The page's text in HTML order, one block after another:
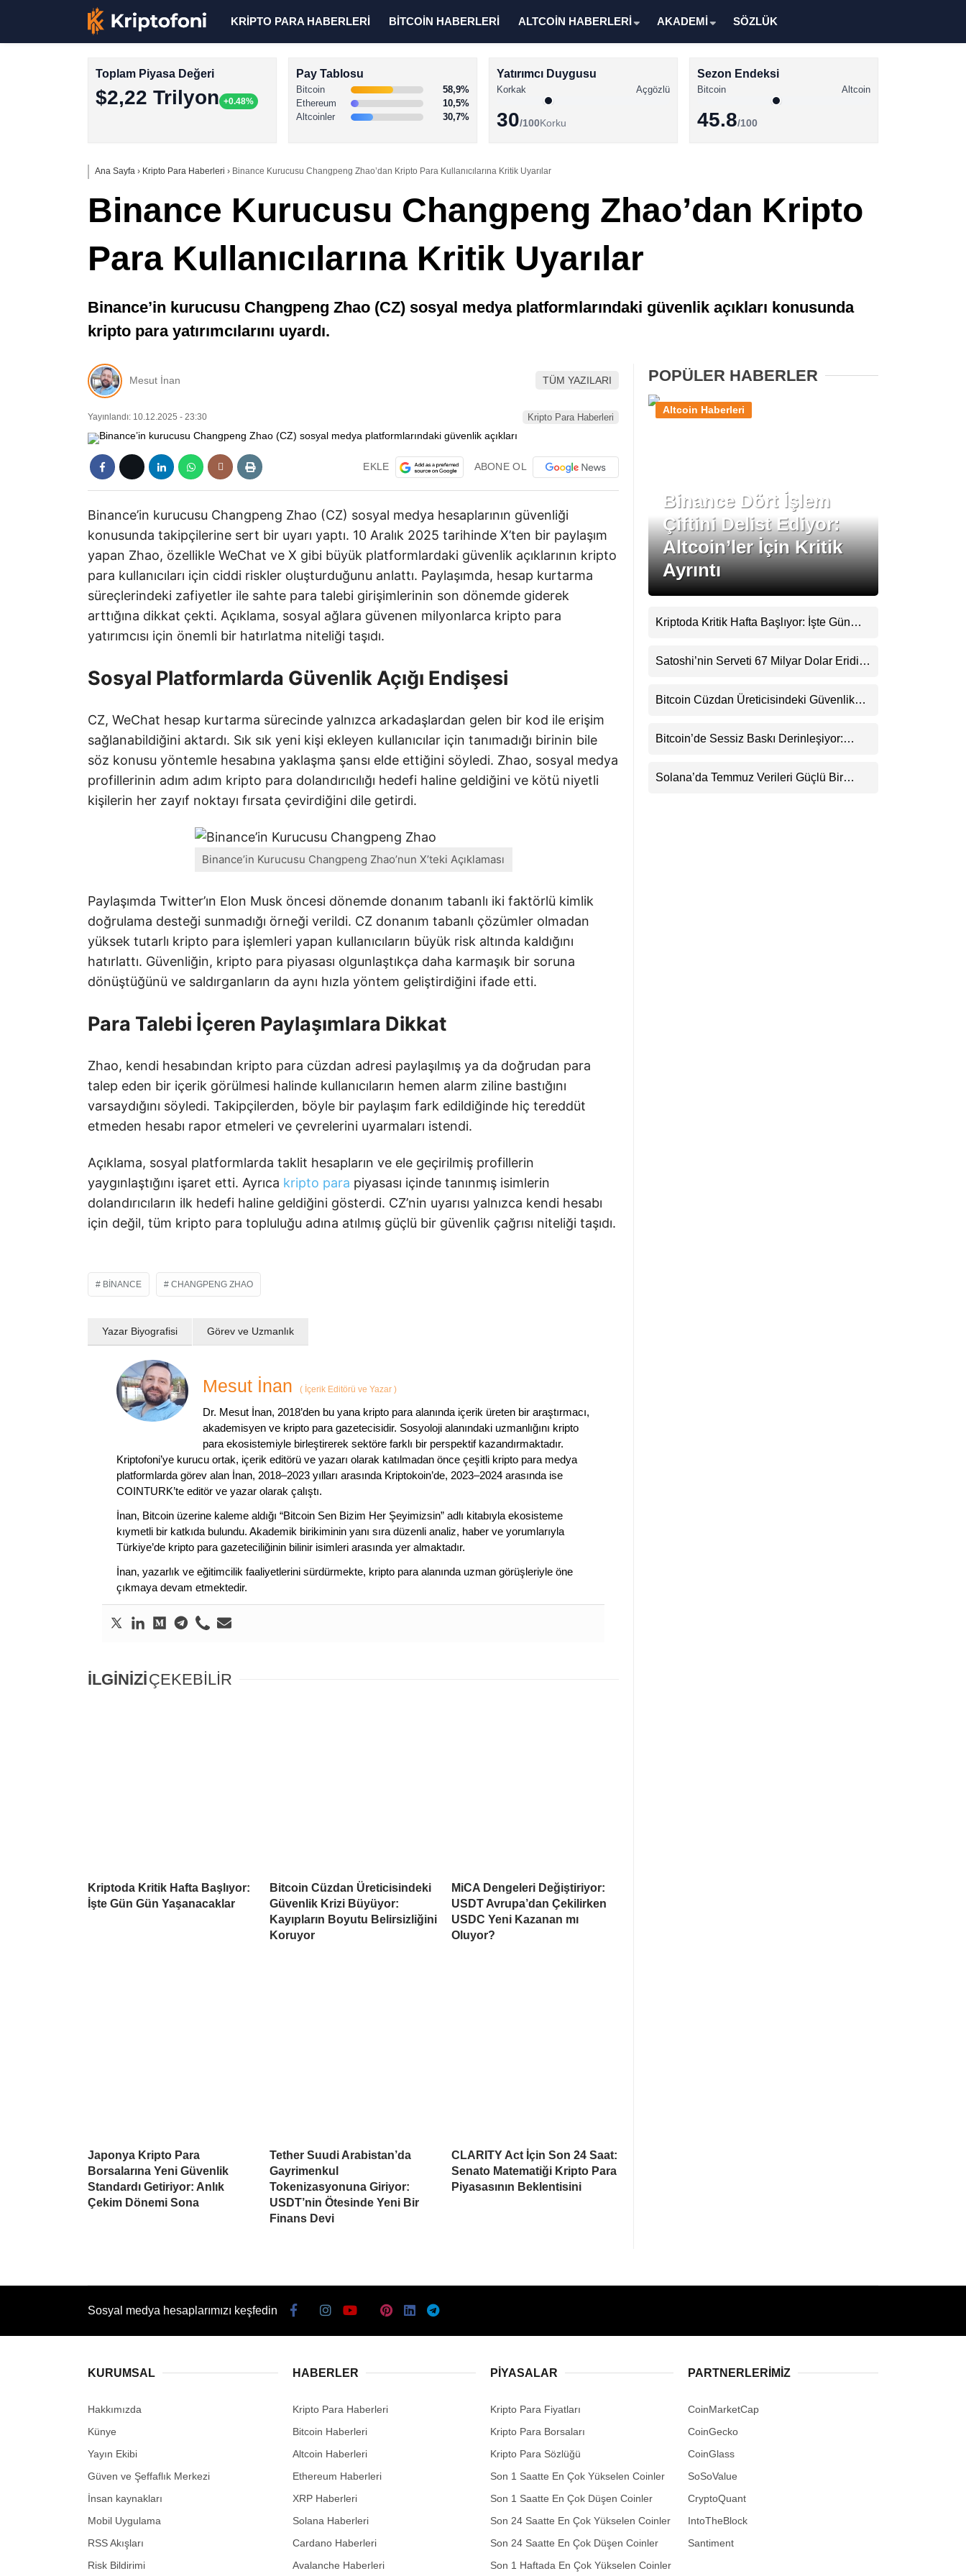
Altcoin Haberleri
LinkedIn
KRİPTO PARA HABERLERİ BİTCOİN HABERLERİ ALTCOİN HABERLERİ AKADEMİ SÖZLÜK
Toplam Piyasa Değeri
$2,22 Trilyon +0.48%
Pay Tablosu
Bitcoin
58,9%
Ethereum
10,5%
Altcoinler
30,7%
Yatırımcı Duygusu
Korkak Açgözlü
30/100Korku
Sezon Endeksi
Bitcoin Altcoin
45.8/100
Ana Sayfa › Kripto Para Haberleri › Binance Kurucusu Changpeng Zhao’dan Kripto Para Kullanıcılarına Kritik Uyarılar
Binance Kurucusu Changpeng Zhao’dan Kripto
Para Kullanıcılarına Kritik Uyarılar
Binance’in kurucusu Changpeng Zhao (CZ) sosyal medya platformlarındaki güvenlik açıkları konusunda
kripto para yatırımcılarını uyardı.
Mesut İnan TÜM YAZILARI
Yayınlandı: 10.12.2025 - 23:30 Kripto Para Haberleri
EKLE ABONE OL
Binance’in kurucusu Changpeng Zhao (CZ) sosyal medya hesaplarının güvenliği
konusunda takipçilerine sert bir uyarı yaptı. 10 Aralık 2025 tarihinde X’ten bir paylaşım
yapan Zhao, özellikle WeChat ve X gibi büyük platformlardaki güvenlik açıklarının kripto
para kullanıcıları için ciddi riskler oluşturduğunu anlattı. Paylaşımda, hesap kurtarma
süreçlerindeki zafiyetler ile sahte para talebi girişimlerinin son dönemde giderek
arttığına dikkat çekti. Açıklama, sosyal ağlara güvenen milyonlarca kripto para
yatırımcısı için önemli bir hatırlatma niteliği taşıdı.
Sosyal Platformlarda Güvenlik Açığı Endişesi
CZ, WeChat hesap kurtarma sürecinde yalnızca arkadaşlardan gelen bir kod ile erişim
sağlanabildiğini aktardı. Sık sık yeni kişi ekleyen kullanıcılar için tanımadığı birinin bile
söz konusu yöntemle hesabına yaklaşma şansı elde ettiğini söyledi. Zhao, sosyal medya
profillerinin adım adım kripto para dolandırıcılığı hedefi haline geldiğini ve kötü niyetli
kişilerin her zayıf noktayı fırsata çevirdiğini dile getirdi.
Binance’in Kurucusu Changpeng Zhao’nun X’teki Açıklaması
Paylaşımda Twitter’ın Elon Musk öncesi dönemde donanım tabanlı iki faktörlü kimlik
doğrulama desteği sunmadığı örneği verildi. CZ donanım tabanlı çözümler olmadan
yüksek tutarlı kripto para işlemleri yapan kullanıcıların büyük risk altında kaldığını
hatırlattı. Güvenliğin, kripto para piyasası olgunlaştıkça daha karmaşık bir soruna
dönüştüğünü ve saldırganların da aynı hızla yöntem geliştirdiğini ifade etti.
Para Talebi İçeren Paylaşımlara Dikkat
Zhao, kendi hesabından kripto para cüzdan adresi paylaşılmış ya da doğrudan para
talep eden bir içerik görülmesi halinde kullanıcıların hemen alarm ziline bastığını
varsaydığını söyledi. Takipçilerden, böyle bir paylaşım fark edildiğinde hiç tereddüt
etmeden hesabı rapor etmeleri ve çevrelerini uyarmaları istendi.
Açıklama, sosyal platformlarda taklit hesapların ve ele geçirilmiş profillerin
yaygınlaştığını işaret etti. Ayrıca kripto para piyasası içinde tanınmış isimlerin
dolandırıcıların ilk hedefi haline geldiğini gösterdi. CZ’nin uyarısı yalnızca kendi hesabı
için değil, tüm kripto para topluluğu adına atılmış güçlü bir güvenlik çağrısı niteliği taşıdı.
BINANCE CHANGPENG ZHAO
Yazar Biyografisi Görev ve Uzmanlık
Mesut İnan ( İçerik Editörü ve Yazar )
Dr. Mesut İnan, 2018’den bu yana kripto para alanında içerik üreten bir araştırmacı,
akademisyen ve kripto para gazetecisidir. Sosyoloji alanındaki uzmanlığını kripto
para ekosistemiyle birleştirerek sektöre farklı bir perspektif kazandırmaktadır.
Kriptofoni’ye kurucu ortak, içerik editörü ve yazarı olarak katılmadan önce çeşitli kripto para medya
platformlarda görev alan İnan, 2018–2023 yılları arasında Kriptokoin’de, 2023–2024 arasında ise
COINTURK’te editör ve yazar olarak çalıştı.
İnan, Bitcoin üzerine kaleme aldığı “Bitcoin Sen Bizim Her Şeyimizsin” adlı kitabıyla ekosisteme
kıymetli bir katkıda bulundu. Akademik birikiminin yanı sıra düzenli analiz, haber ve yorumlarıyla
Türkiye’de kripto para gazeteciliğinin bilinir isimleri arasında yer almaktadır.
İnan, yazarlık ve eğitimcilik faaliyetlerini sürdürmekte, kripto para alanında uzman görüşleriyle öne
çıkmaya devam etmektedir.
İLGİNİZİÇEKEBİLİR
Kriptoda Kritik Hafta Başlıyor:
İşte Gün Gün Yaşanacaklar
Bitcoin Cüzdan Üreticisindeki
Güvenlik Krizi Büyüyor:
Kayıpların Boyutu Belirsizliğini
Koruyor
MiCA Dengeleri Değiştiriyor:
USDT Avrupa’dan Çekilirken
USDC Yeni Kazanan mı
Oluyor?
Japonya Kripto Para
Borsalarına Yeni Güvenlik
Standardı Getiriyor: Anlık
Çekim Dönemi Sona
Tether Suudi Arabistan’da
Gayrimenkul
Tokenizasyonuna Giriyor:
USDT’nin Ötesinde Yeni Bir
Finans Devi
CLARITY Act İçin Son 24 Saat:
Senato Matematiği Kripto Para
Piyasasının Beklentisini
POPÜLER HABERLER
Binance Dört İşlem
Çiftini Delist Ediyor:
Altcoin’ler İçin Kritik
Ayrıntı
Altcoin Haberleri
Kriptoda Kritik Hafta Başlıyor: İşte Gün
Satoshi’nin Serveti 67 Milyar Dolar Eridi:
Bitcoin Cüzdan Üreticisindeki Güvenlik
Belirsizliğini Koruyor
Bitcoin’de Sessiz Baskı Derinleşiyor:
Henüz Yok
Solana’da Temmuz Verileri Güçlü Bir
Sosyal medya hesaplarımızı keşfedin
KURUMSAL
Hakkımızda
Künye
Yayın Ekibi
Güven ve Şeffaflık Merkezi
İnsan kaynakları
Mobil Uygulama
RSS Akışları
Risk Bildirimi
HABERLER
Kripto Para Haberleri
Bitcoin Haberleri
Altcoin Haberleri
Ethereum Haberleri
XRP Haberleri
Solana Haberleri
Cardano Haberleri
Avalanche Haberleri
PIYASALAR
Kripto Para Fiyatları
Kripto Para Borsaları
Kripto Para Sözlüğü
Son 1 Saatte En Çok Yükselen Coinler
Son 1 Saatte En Çok Düşen Coinler
Son 24 Saatte En Çok Yükselen Coinler
Son 24 Saatte En Çok Düşen Coinler
Son 1 Haftada En Çok Yükselen Coinler
PARTNERLERIMIZ
CoinMarketCap
CoinGecko
CoinGlass
SoSoValue
CryptoQuant
IntoTheBlock
Santiment